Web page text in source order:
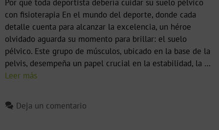
Por qué toda deportista debería cuidar su suelo pélvico
con fisioterapia En el mundo del deporte, donde cada
detalle cuenta para alcanzar la excelencia, un héroe
olvidado aguarda su momento para brillar: el suelo
pélvico. Este grupo de músculos, ubicado en la base de la
pelvis, desempeña un papel crucial en la estabilidad, la …
Leer más
Deja un comentario